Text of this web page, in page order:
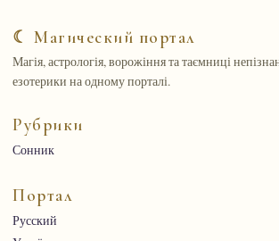
☾ Магический портал
Магія, астрологія, ворожіння та таємниці
езотерики на одному порталі.
Рубрики
Сонник
Портал
Русский